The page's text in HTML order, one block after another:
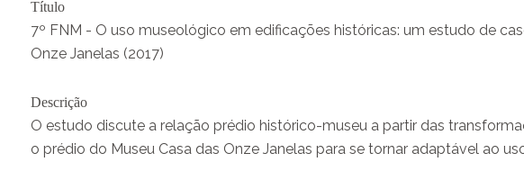
Título
7º FNM - O uso museológico em edificações históricas: um estudo de
Onze Janelas (2017)
Descrição
O estudo discute a relação prédio histórico-museu a partir das
o prédio do Museu Casa das Onze Janelas para se tornar adaptável ao